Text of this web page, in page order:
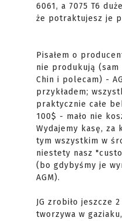
6061, a 7075 T6
że potraktujesz je
Pisałem o
nie produkują (sam
Chin i polecam) -
przykładem;
praktycznie całe
100$ - mało nie
Wydajemy kasę,
tym wszystkim w
niestety nasz
(bo gdybyśmy je
AGM).
JG zrobiło jeszcze
tworzywa w